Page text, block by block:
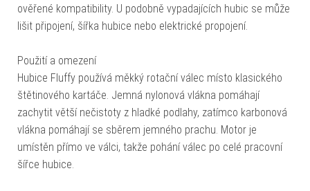
ověřené kompatibility. U podobně vypadajících hubic se může
lišit připojení, šířka hubice nebo elektrické propojení.
Použití a omezení
Hubice Fluffy používá měkký rotační válec místo klasického
štětinového kartáče. Jemná nylonová vlákna pomáhají
zachytit větší nečistoty z hladké podlahy, zatímco karbonová
vlákna pomáhají se sběrem jemného prachu. Motor je
umístěn přímo ve válci, takže pohání válec po celé pracovní
šířce hubice.